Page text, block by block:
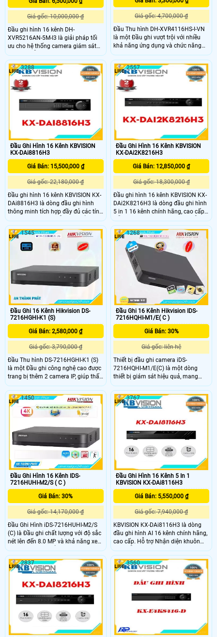
Giá gốc: 10,000,000 ₫
Đầu ghi hình 16 kênh DH-
XVR5216AN-5M-I3 là giải pháp tối
ưu cho hệ thống camera giám sát
an ninh, hỗ trợ camera 5 in 1
HDCVI/TVI/AHD/Analog/IP với độ
phân giải lên đến 5MP. Mang đến
điểm nổi bật như 2 ổ cứng tối đa
16TB, hỗ trợ AI thông minh như
cảnh, bảo vệ vành đai, nhận diện
khuôn mặt và SMD Plus đáp ứng
nhu cầu tốt cho người dùng
Giá gốc: 4,700,000 ₫
Đầu Thu hình DH-XVR4116HS-I-VN
là một Đầu ghi vượt trội với nhiều
khả năng ứng dụng và chức năng
thông minh. Với sự tích hợp công
nghệ chip xử lý hình ảnh CMOS
Đầu Ghi Hình 16 Kênh KBVISION
KX-DAi8816H3
Giá Bán: 15,500,000 ₫
Giá gốc: 22,180,000 ₫
Đầu ghi hình 16 kênh KBVISION KX-
DAi8816H3 là dòng đầu ghi hình
thông minh tích hợp đầy đủ các tính
năng thông minh Hỗ trợ chuẩn nén
AI-Coding Hỗ trợ kết nối nhiều nhãn
hiệu camera IP (16+8) hỗ trợ lên đến
camera 6MP với chuẩn tương tích
Onvif 21.06
3288
Đầu Ghi Hình 16 Kênh KBVISION
KX-DAi2K8216H3
Giá Bán: 12,850,000 ₫
Giá gốc: 18,300,000 ₫
Đầu ghi hình 16 kênh KBVISION KX-
DAi2K8216H3 là dòng đầu ghi hình
5 in 1 16 kênh chính hãng, cao cấp.
Hỗ trợ Nhận diện khuôn mặt, hỗ trợ
tìm kiếm và phát hiện người lạ mặt
trong khu vực giám sát. Hỗ trợ
camera IP tối đa 32 kênh, lên đến
8Mp. Băng thông tối đa 128 Mbps
2557
Đầu Ghi 16 Kênh Hikvision DS-
7216HGHI-K1 (S)
Giá Bán: 2,580,000 ₫
Giá gốc: 3,790,000 ₫
Đầu Thu hình DS-7216HGHI-K1 (S)
là một Đầu ghi công nghệ cao được
trang bị thêm 2 camera IP, giúp thấy
rõ hơn khi bị ánh ngược chiều ánh
sáng. Với công nghệ thiếu sáng 1
HDD và thiết kế tinh tế, đầu ghi 16
kênh mang lại chất lượng hình ảnh
sắc nét với hỗ trợ các công nghệ
AHD CVI TVI BCS
1545
Đầu Ghi 16 Kênh Hikvision IDS-
7216HQHI-M1/E( C )
Giá Bán: 30%
Giá gốc: liên hệ
Thiết bị đầu ghi camera iDS-
7216HQHI-M1/E(C) là một dòng
thiết bị giám sát hiệu quả, mang
đến hình ảnh sắc nét với độ phân
giải Ultra 2k. Thiết bị này còn có khả
năng xử lý hình ảnh hiệu quả, đặc
biệt là trong điều kiện thiếu sáng. Để
còn hỗ trợ thêm 2 camera IP và lắp
trong nhà để có tầm nhìn tốt hơn
1268
Đầu Ghi Hình 16 Kênh IDS-
7216HUHI-M2/S ( C )
Giá Bán: 30%
Giá gốc: 14,170,000 ₫
Đầu Ghi Hình iDS-7216HUHI-M2/S
(C) là Đầu ghi chất lượng với độ sắc
nét lên đến 8.0 MP và khả năng xem
ban đêm. Sản phẩm được trang bị
công nghệ hình ảnh AHD, CVI, TVI,
BCS, giúp đảm bảo chất lượng hình
ảnh tốt nhất. Điểm nổi bật của đầu
ghi này là khả năng lắp thêm 8
giám sát trong nhà
1450
Đầu Ghi Hình 16 Kênh 5 In 1
KBVISION KX-DAi8116H3
Giá Bán: 5,550,000 ₫
Giá gốc: 7,940,000 ₫
KBVISION KX-DAi8116H3 là dòng
đầu ghi hình AI 16 kênh chính hãng,
cao cấp. Hỗ trợ Nhận diện khuôn
mặt, hỗ trợ tìm kiếm và phát hiện
người lạ mặt trong khu vực giám
sát. Hỗ trợ camera IP tối đa 24 kênh,
3767
2837 3560